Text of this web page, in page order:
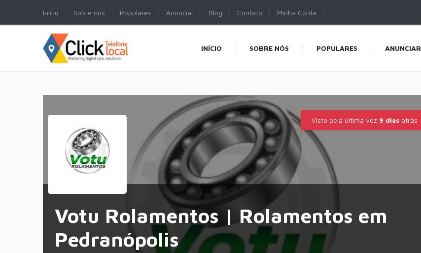
Início Sobre nós Populares Anunciar Blog Contato Minha Conta
INÍCIO SOBRE NÓS POPULARES ANUNCIAR
Visto pela última vez 9 dias atrás
Votu Rolamentos | Rolamentos em
Pedranópolis